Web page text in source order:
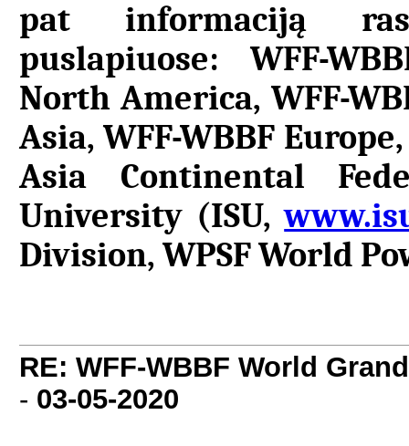
pat informaciją
puslapiuose: WFF-
North America, WFF-
Asia, WFF-WBBF
Asia Continental
University (ISU,
Division, WPSF World
RE: WFF-WBBF World
- 03-05-2020